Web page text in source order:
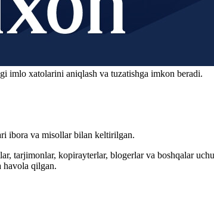
imlo xatolarini aniqlash va tuzatishga imkon beradi.
ibora va misollar bilan keltirilgan.
tarjimonlar, kopirayterlar, blogerlar va boshqalar
qilgan.